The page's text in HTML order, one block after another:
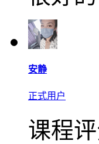
安静
正式用户
课程